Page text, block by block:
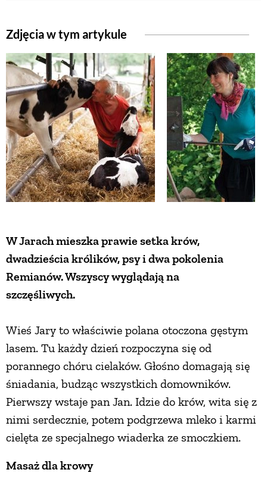
Zdjęcia w tym artykule
W Jarach mieszka prawie setka krów,
dwadzieścia królików, psy i dwa pokolenia
Remianów. Wszyscy wyglądają na
szczęśliwych.
Wieś Jary to właściwie polana otoczona gęstym
lasem. Tu każdy dzień rozpoczyna się od
porannego chóru cielaków. Głośno domagają się
śniadania, budząc wszystkich domowników.
Pierwszy wstaje pan Jan. Idzie do krów, wita się z
nimi serdecznie, potem podgrzewa mleko i karmi
cielęta ze specjalnego wiaderka ze smoczkiem.
Masaż dla krowy
ZWIERZĘTA W NATURZE
GRZYBY
KRAJOBRAZ
RĘKODZIEŁO
RZEMIOSŁO
ZWYCZAJE
ZRÓB TO SAM
ŚNIADANIA
PRZYSTAWKI
ZUPY
DANIA GŁÓWNE